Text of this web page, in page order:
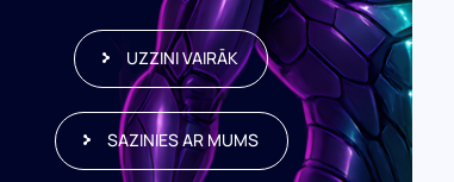
Šajā posmā dizains tiek pārvērsts pilnībā
funkcionējošā interneta veikalā. Tiek
ieviesta produkcijas pārvaldība, grozs,
apmaksas sistēmas un citas e-komercijas
funkcijas. Risinājums tiek optimizēts
UZZINI VAIRĀK
SAZINIES AR MUMS